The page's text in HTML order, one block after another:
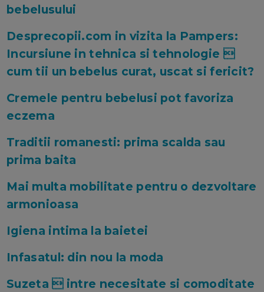
bebelusului
Desprecopii.com in vizita la Pampers:
Incursiune in tehnica si tehnologie 
cum tii un bebelus curat, uscat si fericit?
Cremele pentru bebelusi pot favoriza
eczema
Traditii romanesti: prima scalda sau
prima baita
Mai multa mobilitate pentru o dezvoltare
armonioasa
Igiena intima la baietei
Infasatul: din nou la moda
Suzeta  intre necesitate si comoditate